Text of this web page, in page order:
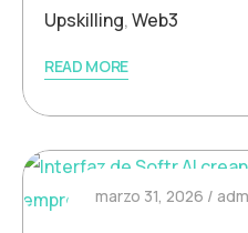
Upskilling,Web3
READ MORE
marzo 31, 2026